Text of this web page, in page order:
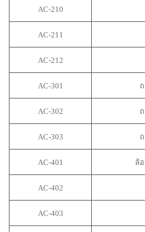
AC-210
AC-211
AC-212
AC-301
AC-302
AC-303
AC-401 ล้
AC-402
AC-403